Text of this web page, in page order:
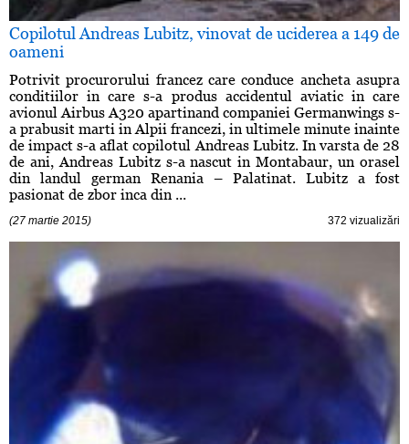
Copilotul Andreas Lubitz, vinovat de uciderea a 149 de
oameni
Potrivit procurorului francez care conduce ancheta asupra
conditiilor in care s-a produs accidentul aviatic in care
avionul Airbus A320 apartinand companiei Germanwings s-
a prabusit marti in Alpii francezi, in ultimele minute inainte
de impact s-a aflat copilotul Andreas Lubitz. In varsta de 28
de ani, Andreas Lubitz s-a nascut in Montabaur, un orasel
din landul german Renania – Palatinat. Lubitz a fost
pasionat de zbor inca din ...
(27 martie 2015) 372 vizualizări